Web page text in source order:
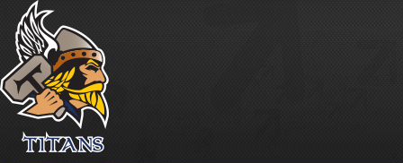
Misha est rendu au Canada | Titans de
témiscaming